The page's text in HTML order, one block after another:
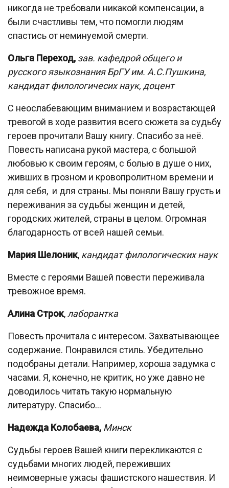
никогда не требовали никакой компенсации, а
были счастливы тем, что помогли людям
спастись от неминуемой смерти.
Ольга Переход, зав. кафедрой общего и
русского языкознания БрГУ им. А.С.Пушкина,
кандидат филологичесих наук, доцент
С неослабевающим вниманием и возрастающей
тревогой в ходе развития всего сюжета за судьбу
героев прочитали Вашу книгу. Спасибо за неё.
Повесть написана рукой мастера, с большой
любовью к своим героям, с болью в душе о них,
живших в грозном и кровопролитном времени и
для себя, и для страны. Мы поняли Вашу грусть и
переживания за судьбы женщин и детей,
городских жителей, страны в целом. Огромная
благодарность от всей нашей семьи.
Мария Шелоник, кандидат филологических наук
Вместе с героями Вашей повести переживала
тревожное время.
Алина Строк,лаборантка
Повесть прочитала с интересом. Захватывающее
содержание. Понравился стиль. Убедительно
подобраны детали. Например, хороша задумка с
часами. Я, конечно, не критик, но уже давно не
доводилось читать такую нормальную
литературу. Спасибо…
Надежда Колобаева, Минск
Cудьбы героев Вашей книги перекликаются с
судьбами многих людей, переживших
неимоверные ужасы фашистского нашествия. И